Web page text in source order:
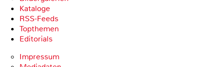
Kataloge
RSS-Feeds
Topthemen
Editorials
Impressum